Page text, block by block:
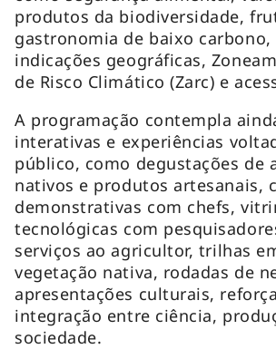
produtos da biodiversidade,
gastronomia de baixo
indicações geográficas,
de Risco Climático (Zarc) e
A programação contempla
interativas e experiências
público, como degustações de
nativos e produtos artesanais,
demonstrativas com chefs,
tecnológicas com
serviços ao agricultor, trilhas
vegetação nativa, rodadas de
apresentações culturais,
integração entre ciência,
sociedade.